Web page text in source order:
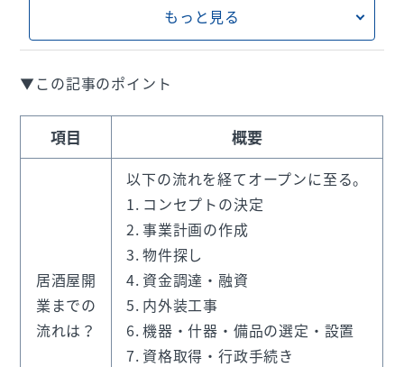
8. 集客・販促を準備・実施する（2ヶ月前）
10. オープン
3.お客様体験の質を向上させる
4.DXで店舗オペレーションを効率化する
0円から始められる飲食店向けPOSレジ「USENレ
キャッシュレス決済「USEN PAY」
USENの開業支援サービス「開業おまかせプラ
ン」
もっと見る
▼この記事のポイント
項目 概要
居酒屋開
業までの
流れは？
以下の流れを経てオープンに至る。
コンセプトの決定
事業計画の作成
物件探し
資金調達・融資
内外装工事
機器・什器・備品の選定・設置
資格取得・行政手続き